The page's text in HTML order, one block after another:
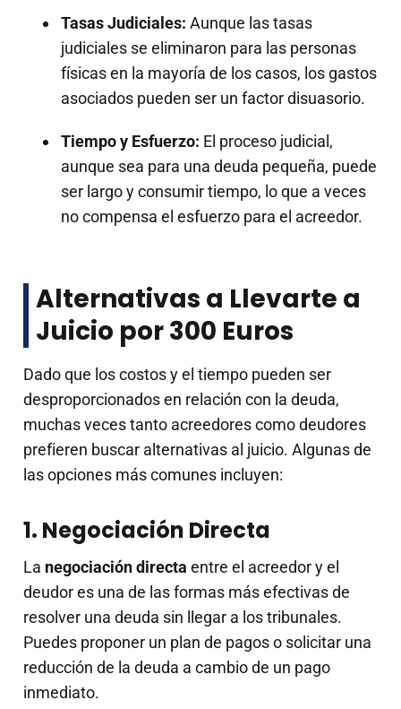
Tasas Judiciales: Aunque las tasas
judiciales se eliminaron para las personas
físicas en la mayoría de los casos, los gastos
asociados pueden ser un factor disuasorio.
Tiempo y Esfuerzo: El proceso judicial,
aunque sea para una deuda pequeña, puede
ser largo y consumir tiempo, lo que a veces
no compensa el esfuerzo para el acreedor.
Alternativas a Llevarte a
Juicio por 300 Euros
Dado que los costos y el tiempo pueden ser
desproporcionados en relación con la deuda,
muchas veces tanto acreedores como deudores
prefieren buscar alternativas al juicio. Algunas de
las opciones más comunes incluyen:
1. Negociación Directa
La negociación directa entre el acreedor y el
deudor es una de las formas más efectivas de
resolver una deuda sin llegar a los tribunales.
Puedes proponer un plan de pagos o solicitar una
reducción de la deuda a cambio de un pago
inmediato.